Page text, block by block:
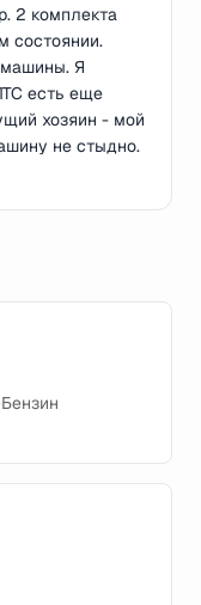
2 комплекта
состоянии.
машины. Я
есть еще
хозяин - мой
не стыдно.
Бензин